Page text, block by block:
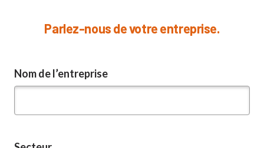
Parlez-nous de votre entreprise.
Nom de l’entreprise